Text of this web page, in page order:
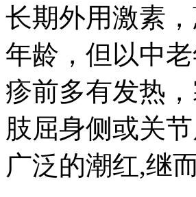
长期外用激素
年龄，但以中
疹前多有发热
肢屈身侧或关
广泛的潮红,继